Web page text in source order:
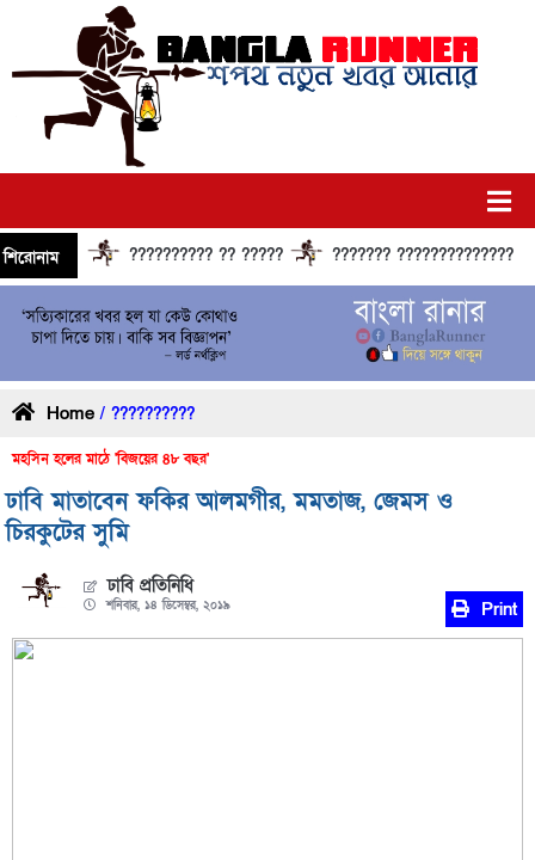
শিরোনাম ?????????? ?? ????? ??????? ??????????????
Home / ??????????
মহসিন হলের মাঠে 'বিজয়ের ৪৮ বছর'
ঢাবি মাতাবেন ফকির আলমগীর, মমতাজ, জেমস ও
চিরকুটের সুমি
ঢাবি প্রতিনিধি
শনিবার, ১৪ ডিসেম্বর, ২০১৯ Print